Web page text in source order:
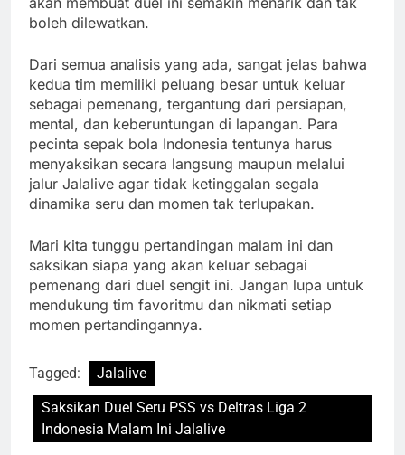
boleh dilewatkan.
Dari semua analisis yang ada, sangat jelas bahwa
kedua tim memiliki peluang besar untuk keluar
sebagai pemenang, tergantung dari persiapan,
mental, dan keberuntungan di lapangan. Para
pecinta sepak bola Indonesia tentunya harus
menyaksikan secara langsung maupun melalui
jalur Jalalive agar tidak ketinggalan segala
dinamika seru dan momen tak terlupakan.
Mari kita tunggu pertandingan malam ini dan
saksikan siapa yang akan keluar sebagai
pemenang dari duel sengit ini. Jangan lupa untuk
mendukung tim favoritmu dan nikmati setiap
momen pertandingannya.
Tagged:
Jalalive
Saksikan Duel Seru PSS vs Deltras Liga 2
Indonesia Malam Ini Jalalive